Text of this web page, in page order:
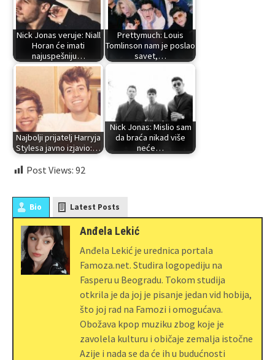
Nick Jonas veruje: Niall
Horan će imati
najuspešniju…
Prettymuch: Louis
Tomlinson nam je poslao
savet,…
Najbolji prijatelj Harryja
Stylesa javno izjavio:…
Nick Jonas: Mislio sam
da braća nikad više
neće…
Post Views: 92
Bio Latest Posts
Anđela Lekić
Anđela Lekić je urednica portala
Famoza.net. Studira logopediju na
Fasperu u Beogradu. Tokom studija
otkrila je da joj je pisanje jedan vid hobija,
što joj rad na Famozi i omogućava.
Obožava kpop muziku zbog koje je
zavolela kulturu i običaje zemalja istočne
Azije i nada se da će ih u budućnosti